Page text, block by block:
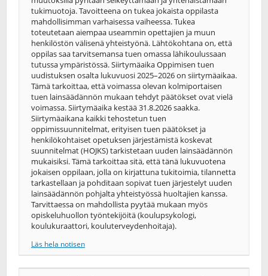
tukimuotoja. Tavoitteena on tukea jokaista oppilasta
mahdollisimman varhaisessa vaiheessa. Tukea
toteutetaan aiempaa useammin opettajien ja muun
henkilöstön välisenä yhteistyönä. Lähtökohtana on, että
oppilas saa tarvitsemansa tuen omassa lähikoulussaan
tutussa ympäristössä. Siirtymäaika Oppimisen tuen
uudistuksen osalta lukuvuosi 2025–2026 on siirtymäaikaa.
Tämä tarkoittaa, että voimassa olevan kolmiportaisen
tuen lainsäädännön mukaan tehdyt päätökset ovat vielä
voimassa. Siirtymäaika kestää 31.8.2026 saakka.
Siirtymäaikana kaikki tehostetun tuen
oppimissuunnitelmat, erityisen tuen päätökset ja
henkilökohtaiset opetuksen järjestämistä koskevat
suunnitelmat (HOJKS) tarkistetaan uuden lainsäädännön
mukaisiksi. Tämä tarkoittaa sitä, että tänä lukuvuotena
jokaisen oppilaan, jolla on kirjattuna tukitoimia, tilannetta
tarkastellaan ja pohditaan sopivat tuen järjestelyt uuden
lainsäädännön pohjalta yhteistyössä huoltajien kanssa.
Tarvittaessa on mahdollista pyytää mukaan myös
opiskeluhuollon työntekijöitä (koulupsykologi,
koulukuraattori, kouluterveydenhoitaja).
Läs hela notisen